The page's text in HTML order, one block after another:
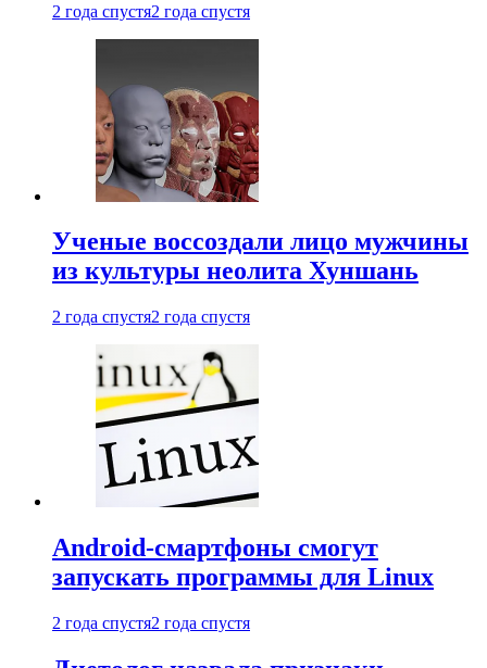
2 года спустя2 года спустя
Ученые воссоздали лицо мужчины
из культуры неолита Хуншань
2 года спустя2 года спустя
Android-смартфоны смогут
запускать программы для Linux
2 года спустя2 года спустя